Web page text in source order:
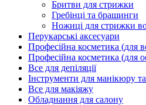
Бритви для стрижки
Гребінці та брашинги
Ножиці для стрижки
Перукарські аксесуари
Професійна косметика (для
Професійна косметика (для
Все для депіляції
Інструменти для манікюру
Все для макіяжу
Обладнання для салону